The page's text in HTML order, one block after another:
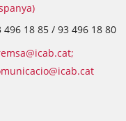
496 18 85 / 93 496 18 80